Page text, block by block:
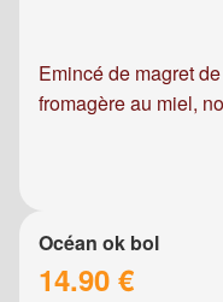
Emincé de magret
fromagère au miel,
Océan ok bol
14.90 €